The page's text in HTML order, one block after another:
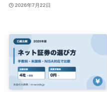
2026年7月22日